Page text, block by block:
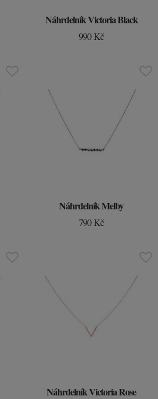
Náhrdelník Victoria Black
990 Kč
Náhrdelník Melby
790 Kč
Náhrdelník Victoria Rose